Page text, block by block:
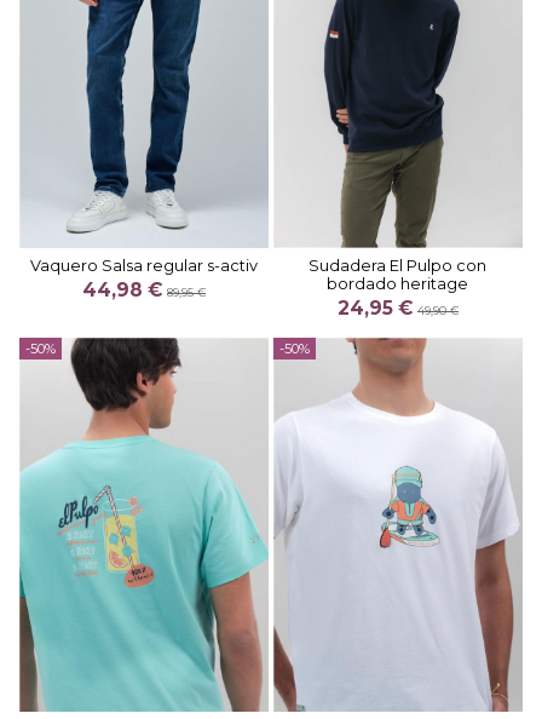
Vaquero Salsa regular s-activ
44,98 €89,95 €
Sudadera El Pulpo con
bordado heritage
24,95 € 49,90 €
-50% -50%